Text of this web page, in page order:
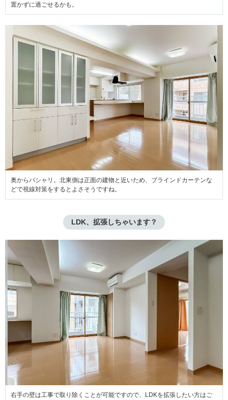
置かずに過ごせるかも。
奥からパシャリ。北東側は正面の建物と近いため、ブラインドカーテンな
どで視線対策をするとよさそうですね。
LDK、拡張しちゃいます？
右手の壁は工事で取り除くことが可能ですので、LDKを拡張したい方はご